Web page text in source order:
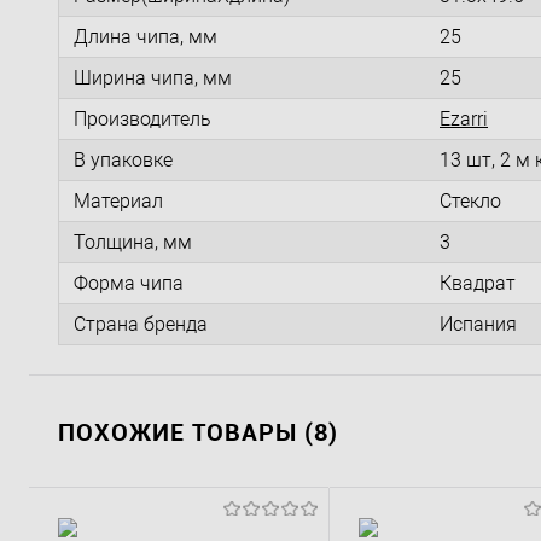
Длина чипа, мм
25
Ширина чипа, мм
25
Производитель
Ezarri
В упаковке
13 шт, 2 м
Материал
Стекло
Толщина, мм
3
Форма чипа
Квадрат
Страна бренда
Испания
ПОХОЖИЕ ТОВАРЫ (8)